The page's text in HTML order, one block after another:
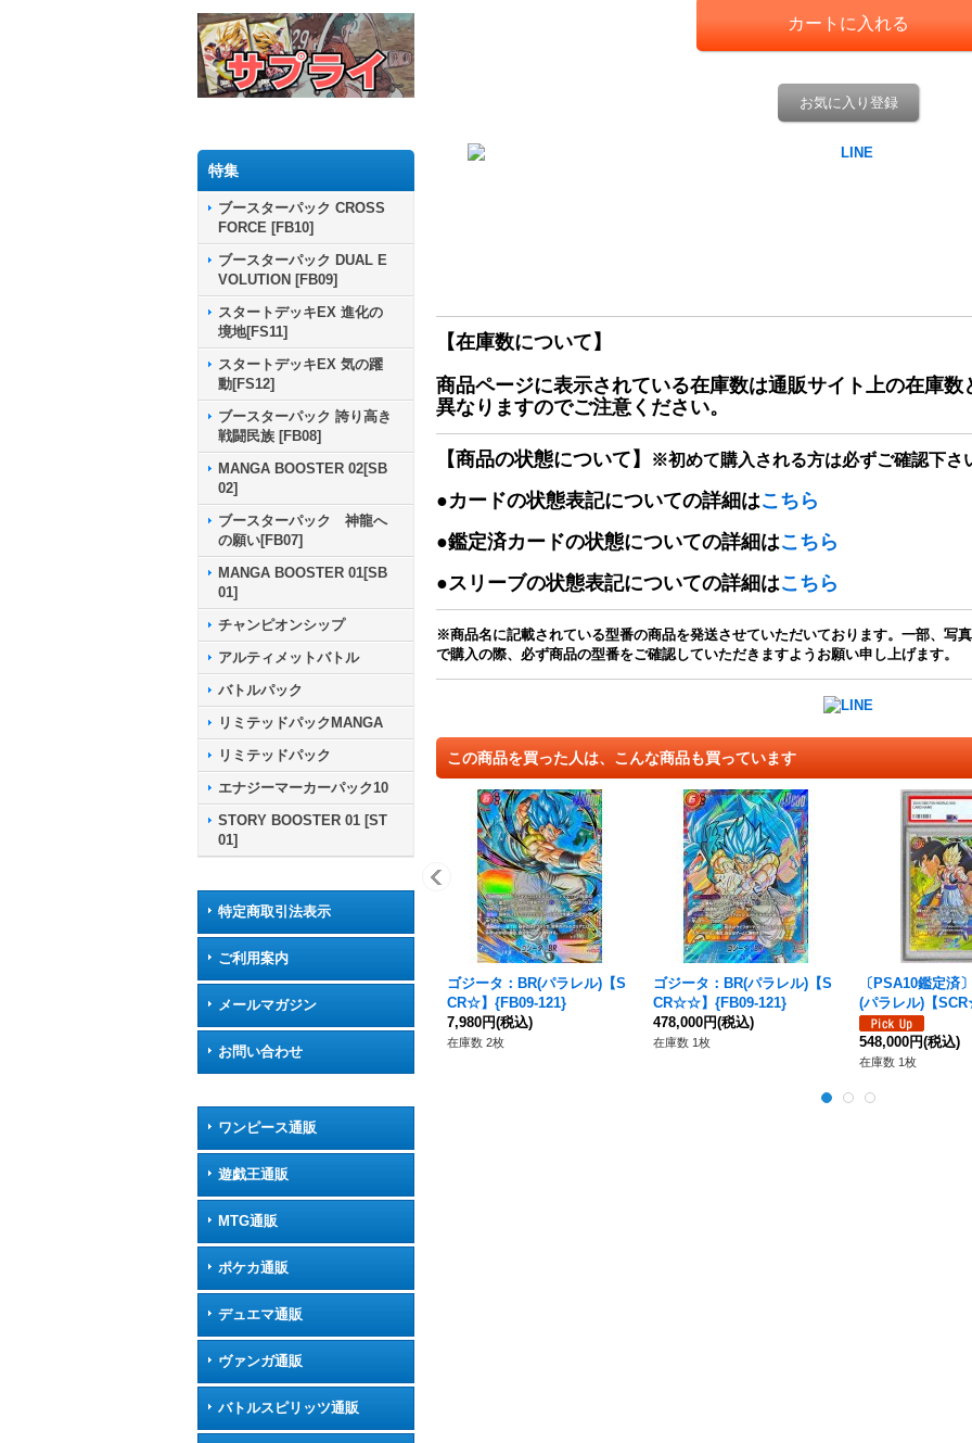
特集
ブースターパック CROSS
FORCE [FB10]
ブースターパック DUAL E
VOLUTION [FB09]
スタートデッキEX 進化の
境地[FS11]
スタートデッキEX 気の躍
動[FS12]
ブースターパック 誇り高き
戦闘民族 [FB08]
MANGA BOOSTER 02[SB
02]
ブースターパック 神龍へ
の願い[FB07]
MANGA BOOSTER 01[SB
01]
チャンピオンシップ
アルティメットバトル
バトルパック
リミテッドパックMANGA
リミテッドパック
エナジーマーカーパック10
STORY BOOSTER 01 [ST
01]
特定商取引法表示
ご利用案内
メールマガジン
お問い合わせ
ワンピース通販
遊戯王通販
MTG通販
ポケカ通販
デュエマ通販
ヴァンガ通販
バトルスピリッツ通販
お気に入り登録
【在庫数について】
商品ページに表示されている在庫数は通販サイト上の在庫
異なりますのでご注意ください。
【商品の状態について】 ※初めて購入される方は必ずご確認下さ
●カードの状態表記についての詳細はこちら
●鑑定済カードの状態についての詳細はこちら
●スリーブの状態表記についての詳細はこちら
※商品名に記載されている型番の商品を発送させていただいております。一部、写
で購入の際、必ず商品の型番をご確認していただきますようお願い申し上げます。
この商品を買った人は、こんな商品も買っています
ゴジータ：BR(パラレル)【S
CR☆】{FB09-121}
7,980円(税込)
在庫数 2枚
ゴジータ：BR(パラレル)【S
CR☆☆】{FB09-121}
478,000円(税込)
在庫数 1枚
〔PSA10鑑定済
(パラレル)【
9-122}
548,000円(税込)
在庫数 1枚